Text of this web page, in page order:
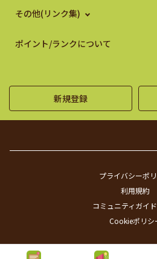
その他(リンク集)
ポイント/ランクについて
新規登録
プライバシーポ
利用規約
コミュニティガイ
Cookieポリシ